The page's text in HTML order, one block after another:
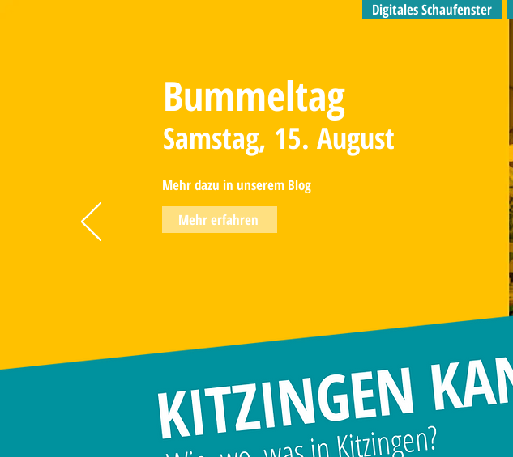
Bummeltag
Samstag, 15. August
Mehr dazu in unserem Blog
Mehr erfahren
Digitales Schaufenster